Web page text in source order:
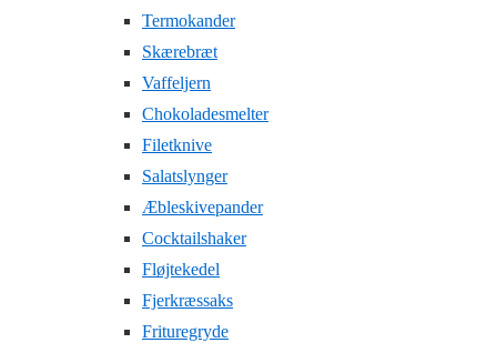
Termokander
Skærebræt
Vaffeljern
Chokoladesmelter
Filetknive
Salatslynger
Æbleskivepander
Cocktailshaker
Fløjtekedel
Fjerkræssaks
Frituregryde